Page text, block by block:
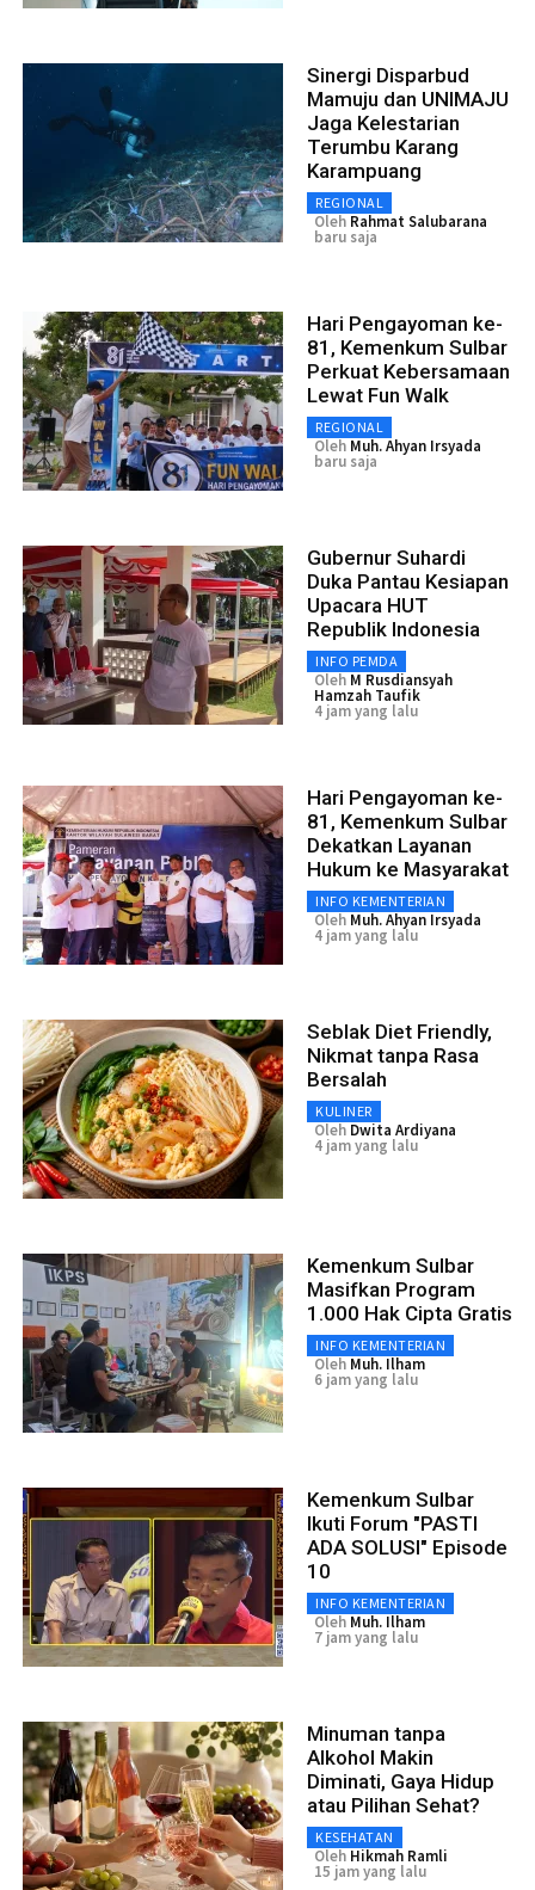
Sinergi Disparbud
Mamuju dan UNIMAJU
Jaga Kelestarian
Terumbu Karang
Karampuang
REGIONAL
Oleh Rahmat Salubarana
baru saja
Hari Pengayoman ke-
81, Kemenkum Sulbar
Perkuat Kebersamaan
Lewat Fun Walk
REGIONAL
Oleh Muh. Ahyan Irsyada
baru saja
Gubernur Suhardi
Duka Pantau Kesiapan
Upacara HUT
Republik Indonesia
INFO PEMDA
Oleh M Rusdiansyah
Hamzah Taufik
4 jam yang lalu
Hari Pengayoman ke-
81, Kemenkum Sulbar
Dekatkan Layanan
Hukum ke Masyarakat
INFO KEMENTERIAN
Oleh Muh. Ahyan Irsyada
4 jam yang lalu
Seblak Diet Friendly,
Nikmat tanpa Rasa
Bersalah
KULINER
Oleh Dwita Ardiyana
4 jam yang lalu
Kemenkum Sulbar
Masifkan Program
1.000 Hak Cipta Gratis
INFO KEMENTERIAN
Oleh Muh. Ilham
6 jam yang lalu
Kemenkum Sulbar
Ikuti Forum "PASTI
ADA SOLUSI" Episode
10
INFO KEMENTERIAN
Oleh Muh. Ilham
7 jam yang lalu
Minuman tanpa
Alkohol Makin
Diminati, Gaya Hidup
atau Pilihan Sehat?
KESEHATAN
Oleh Hikmah Ramli
15 jam yang lalu